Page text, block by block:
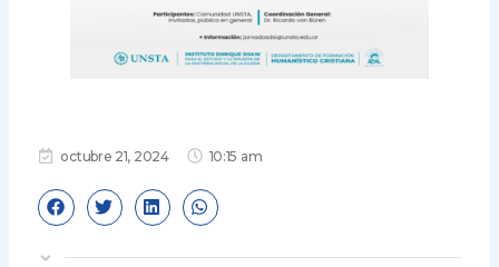
octubre 21, 2024 10:15 am